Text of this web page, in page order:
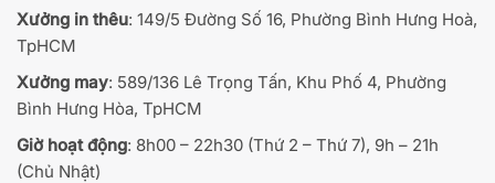
Xưởng in thêu: 149/5 Đường Số 16, Phường Bình Hưng Hoà,
TpHCM
Xưởng may: 589/136 Lê Trọng Tấn, Khu Phố 4, Phường
Bình Hưng Hòa, TpHCM
Giờ hoạt động: 8h00 – 22h30 (Thứ 2 – Thứ 7), 9h – 21h
(Chủ Nhật)